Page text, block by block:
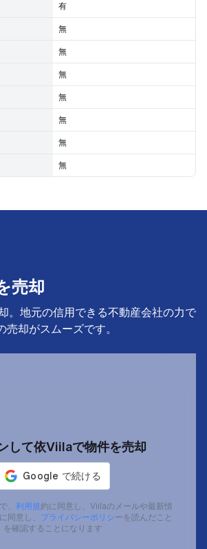
有
無
無
無
無
無
無
無
売却
。地元の信用できる不動産会社の力で
却がスムーズです。
して依Viilaで物件を売却
、 利用規約に同意し、Viilaのメールや最新情
同意し、 プライバシーポリシーを読んだこと
を確認することになります